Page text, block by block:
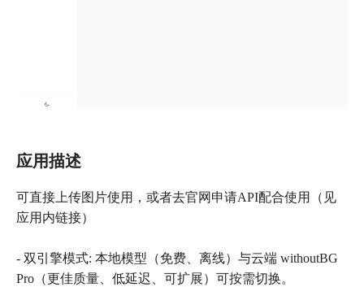
应用描述
可直接上传图片使用，或者去官网申请API配合使用（见
应用内链接）
- 双引擎模式: 本地模型（免费、离线）与云端 withoutBG
Pro（更佳质量、低延迟、可扩展）可按需切换。